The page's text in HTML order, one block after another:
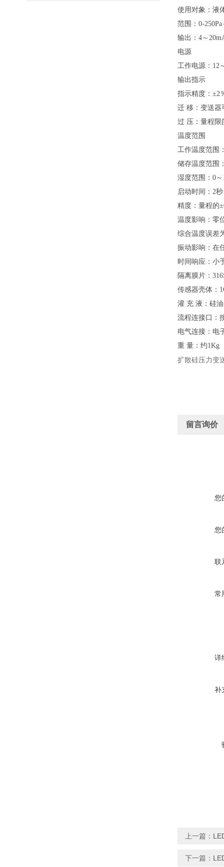
使用对象：液
范围：0-250Pa
输出：4～
电源
工作电源：12
输出指示
指示精度：±2
迁 移：变送器
过 压：量程限
温度范围
工作温度范围
储存温度范围
湿度范围：0
启动时间：2
精度：量程的
温度影响：零
综合温度误差
振动影响：在
时间响应：小
隔离膜片：
传感器壳体：
灌 充 液：硅油
流程连接口：
电气连接：电
重 量：约1Kg
扩散硅压力变
留言询价
您
您
联
常
详
补
上一篇：
下一篇：